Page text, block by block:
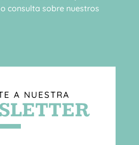
consulta sobre nuestros
A NUESTRA